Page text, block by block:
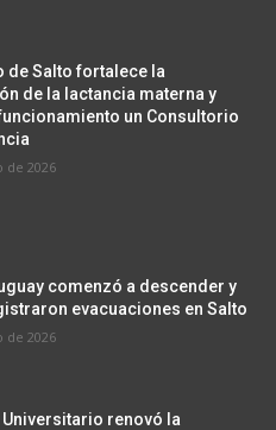
de Salto fortalece la
de la lactancia materna y
un Consultorio
de 2026
comenzó a descender y
evacuaciones en Salto
de 2026
Universitario renovó la